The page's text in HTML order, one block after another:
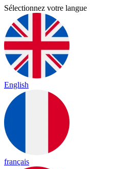
Sélectionnez votre langue
English
français